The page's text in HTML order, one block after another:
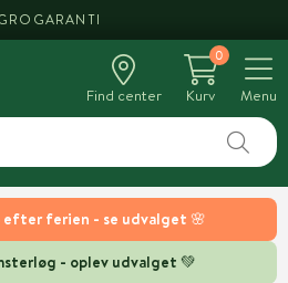
efter ferien - se udvalget 🌸
- oplev udvalget 💚
Find center
0
Kurv
Menu